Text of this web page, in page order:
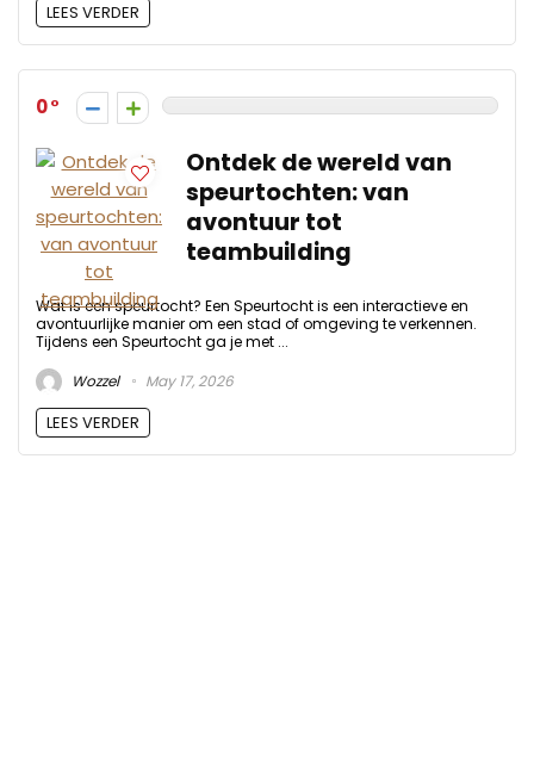
LEES VERDER
0
Ontdek de wereld van
speurtochten: van
avontuur tot
teambuilding
Wat is een speurtocht? Een Speurtocht is een interactieve en
avontuurlijke manier om een stad of omgeving te verkennen.
Tijdens een Speurtocht ga je met ...
Wozzel
May 17, 2026
LEES VERDER